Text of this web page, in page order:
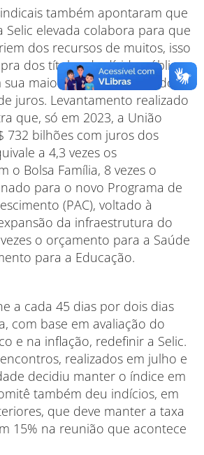
também apontaram que
elevada colabora para que
dos recursos de muitos, isso
dos títulos da dívida pública
sua maioria, são remunerados
juros. Levantamento realizado
que, só em 2023, a União
732 bilhões com juros dos
a 4,3 vezes os
o Bolsa Família, 8 vezes o
para o novo Programa de
(PAC), voltado à
da infraestrutura do
o orçamento para a Saúde
para a Educação.
a cada 45 dias por dois dias
com base em avaliação do
e na inflação, redefinir a Selic.
realizados em julho e
decidiu manter o índice em
também deu indícios, em
que deve manter a taxa
15% na reunião que acontece